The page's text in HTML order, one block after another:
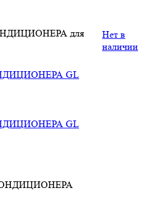
для
Нет в
наличии
GL
GL